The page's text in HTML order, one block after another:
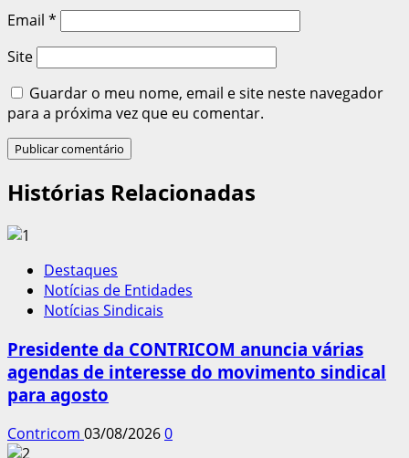
Email *
Site
Guardar o meu nome, email e site neste navegador
para a próxima vez que eu comentar.
Histórias Relacionadas
Destaques
Notícias de Entidades
Notícias Sindicais
Presidente da CONTRICOM anuncia várias
agendas de interesse do movimento sindical
para agosto
Contricom 03/08/20260